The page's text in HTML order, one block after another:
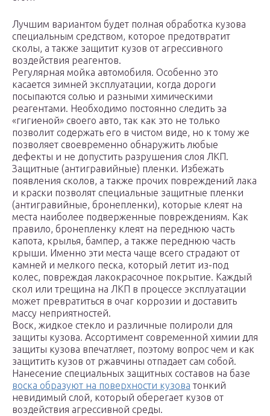
Лучшим вариантом будет полная обработка кузова
специальным средством, которое предотвратит
сколы, а также защитит кузов от агрессивного
воздействия реагентов.
Регулярная мойка автомобиля. Особенно это
касается зимней эксплуатации, когда дороги
посыпаются солью и разными химическими
реагентами. Необходимо постоянно следить за
«гигиеной» своего авто, так как это не только
позволит содержать его в чистом виде, но к тому же
позволяет своевременно обнаружить любые
дефекты и не допустить разрушения слоя ЛКП.
Защитные (антигравийные) пленки. Избежать
появления сколов, а также прочих повреждений лака
и краски позволят специальные защитные пленки
(антигравийные, бронепленки), которые клеят на
места наиболее подверженные повреждениям. Как
правило, бронепленку клеят на переднюю часть
капота, крылья, бампер, а также переднюю часть
крыши. Именно эти места чаще всего страдают от
камней и мелкого песка, который летит из-под
колес, повреждая лакокрасочное покрытие. Каждый
скол или трещина на ЛКП в процессе эксплуатации
может превратиться в очаг коррозии и доставить
массу неприятностей.
Воск, жидкое стекло и различные полироли для
защиты кузова. Ассортимент современной химии для
защиты кузова впечатляет, поэтому вопрос чем и как
защитить кузов от ржавчины отпадает сам собой.
Нанесение специальных защитных составов на базе
воска образуют на поверхности кузова тонкий
невидимый слой, который оберегает кузов от
воздействия агрессивной среды.